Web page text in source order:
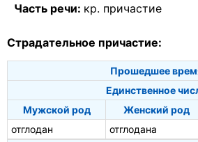
Часть речи: кр. причастие
Страдательное причастие:
Прошедшее
Единственное
Мужской род
Женский род
отглодан
отглодана